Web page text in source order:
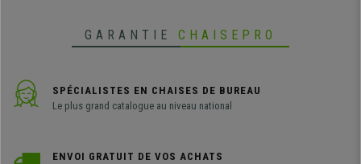
GARANTIE CHAISEPRO
SPÉCIALISTES EN CHAISES DE BUREAU
Le plus grand catalogue au niveau national
ENVOI GRATUIT DE VOS ACHATS